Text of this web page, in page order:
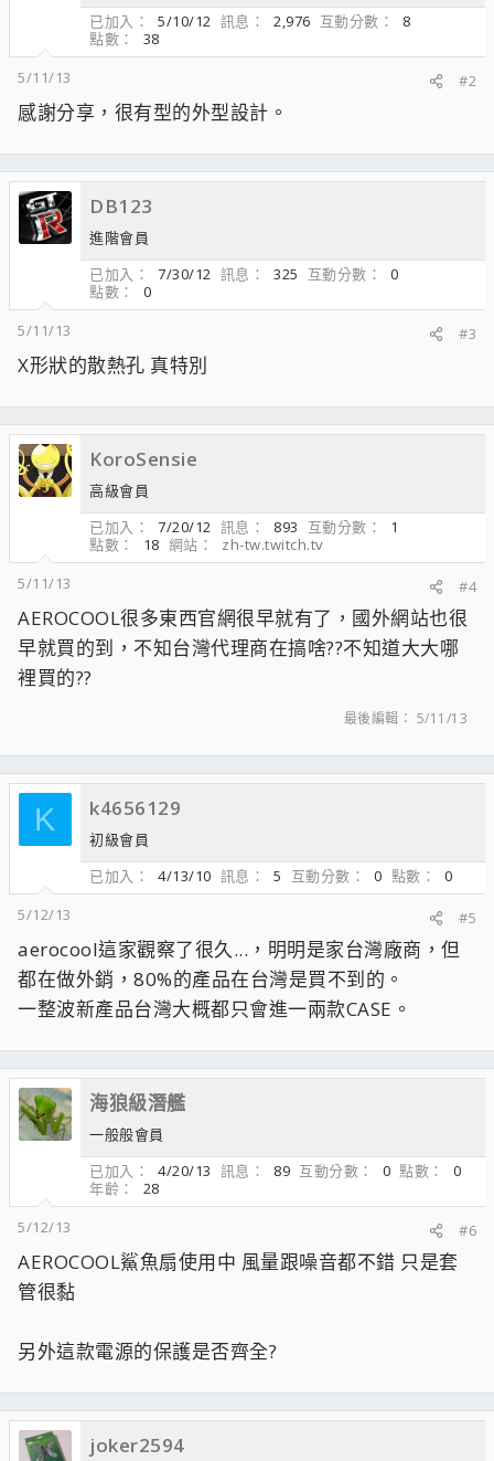
已加入 5/10/12 訊息 2,976 互動分數
8
點數
38
5/11/13
#2
感謝分享，很有型的外型設計。
DB123
進階會員
已加入
7/30/12 訊息 325 互動分數
0
點數
0
5/11/13
#3
X形狀的散熱孔 真特別
KoroSensie
高級會員
已加入
7/20/12 訊息 893 互動分數
1
點數
18 網站
zh-tw.twitch.tv
5/11/13
#4
AEROCOOL很多東西官網很早就有了，國外網站也很
早就買的到，不知台灣代理商在搞啥??不知道大大哪
裡買的??
最後編輯： 5/11/13
K k4656129
初級會員
已加入
4/13/10 訊息 5 互動分數 0 點數
0
5/12/13
#5
aerocool這家觀察了很久...，明明是家台灣廠商，但
都在做外銷，80%的產品在台灣是買不到的。
一整波新產品台灣大概都只會進一兩款CASE。
海狼級潛艦
一般般會員
已加入
4/20/13 訊息 89 互動分數 0 點數
0
年齡
28
5/12/13
#6
AEROCOOL鯊魚扇使用中 風量跟噪音都不錯 只是套
管很黏
另外這款電源的保護是否齊全?
joker2594